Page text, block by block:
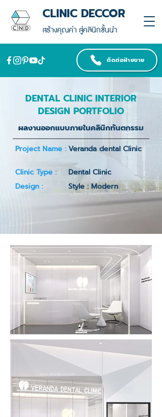
สร้างคุณค่า สู่คลินิกชั้นนำ
CLINIC DECCOR
ติดต่อฝ่ายขาย
DENTAL CLINIC INTERIOR
DESIGN PORTFOLIO
ผลงานออกแบบภายในคลินิกทันตกรรม
Project Name :Veranda dental Clinic
Clinic Type :
Dental Clinic
Design :
Style : Modern